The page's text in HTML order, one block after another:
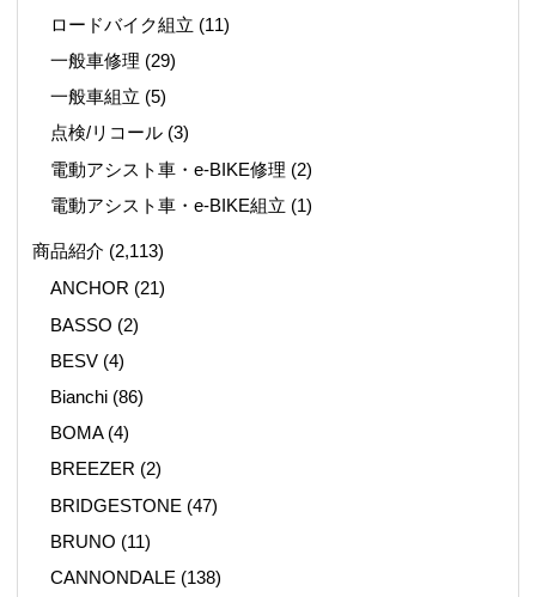
ロードバイク組立 (11)
一般車修理 (29)
一般車組立 (5)
点検/リコール (3)
電動アシスト車・e-BIKE修理 (2)
電動アシスト車・e-BIKE組立 (1)
商品紹介 (2,113)
ANCHOR (21)
BASSO (2)
BESV (4)
Bianchi (86)
BOMA(4)
BREEZER (2)
BRIDGESTONE (47)
BRUNO (11)
CANNONDALE (138)